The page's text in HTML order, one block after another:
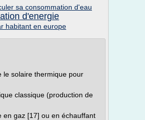
sa consommation d'eau
d'energie
habitant en europe
le solaire thermique pour
classique (production de
en gaz [17] ou en échauffant